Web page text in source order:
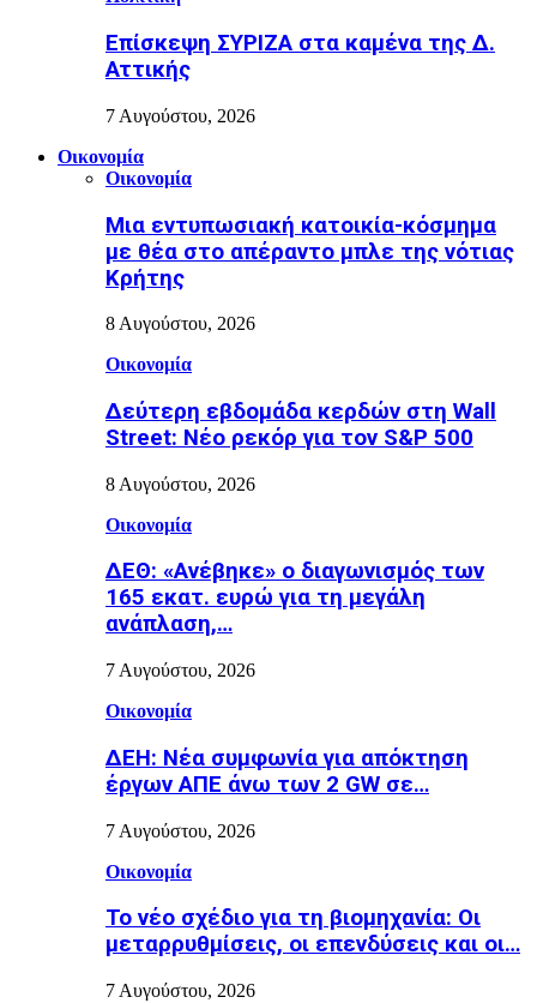
Επίσκεψη ΣΥΡΙΖΑ στα καμένα της Δ.
Αττικής
7 Αυγούστου, 2026
Οικονομία
Οικονομία
Μια εντυπωσιακή κατοικία-κόσμημα
με θέα στο απέραντο μπλε της νότιας
Κρήτης
8 Αυγούστου, 2026
Οικονομία
Δεύτερη εβδομάδα κερδών στη Wall
Street: Νέο ρεκόρ για τον S&P 500
8 Αυγούστου, 2026
Οικονομία
ΔΕΘ: «Ανέβηκε» ο διαγωνισμός των
165 εκατ. ευρώ για τη μεγάλη
ανάπλαση,…
7 Αυγούστου, 2026
Οικονομία
ΔΕΗ: Νέα συμφωνία για απόκτηση
έργων ΑΠΕ άνω των 2 GW σε…
7 Αυγούστου, 2026
Οικονομία
Το νέο σχέδιο για τη βιομηχανία: Οι
μεταρρυθμίσεις, οι επενδύσεις και οι…
7 Αυγούστου, 2026